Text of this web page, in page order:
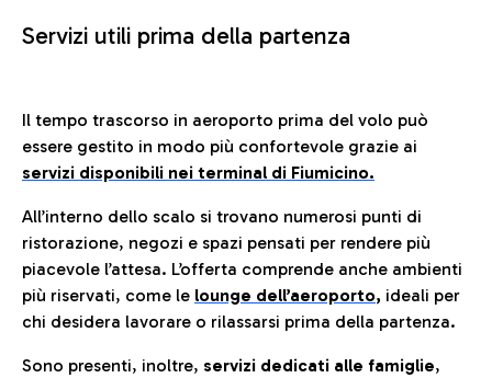
Servizi utili prima della partenza
Il tempo trascorso in aeroporto prima del volo può
essere gestito in modo più confortevole grazie ai
servizi disponibili nei terminal di Fiumicino.
All’interno dello scalo si trovano numerosi punti di
ristorazione, negozi e spazi pensati per rendere più
piacevole l’attesa. L’offerta comprende anche ambienti
più riservati, come le lounge dell’aeroporto, ideali per
chi desidera lavorare o rilassarsi prima della partenza.
Sono presenti, inoltre, servizi dedicati alle famiglie,